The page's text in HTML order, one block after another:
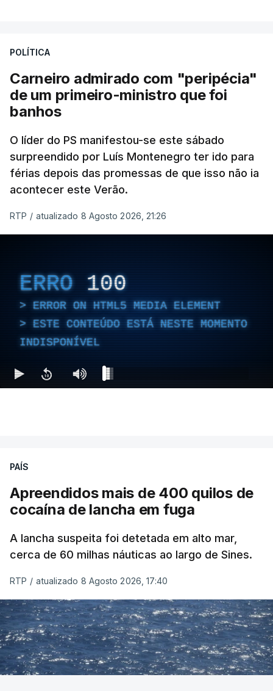
POLÍTICA
Carneiro admirado com "peripécia"
de um primeiro-ministro que foi
banhos
O líder do PS manifestou-se este sábado
surpreendido por Luís Montenegro ter ido para
férias depois das promessas de que isso não ia
acontecer este Verão.
RTP / atualizado 8 Agosto 2026, 21:26
ERRO 100
ERROR ON HTML5 MEDIA ELEMENT
ESTE CONTEÚDO ESTÁ NESTE MOMENTO
INDISPONÍVEL
PAÍS
Apreendidos mais de 400 quilos de
cocaína de lancha em fuga
A lancha suspeita foi detetada em alto mar,
cerca de 60 milhas náuticas ao largo de Sines.
RTP / atualizado 8 Agosto 2026, 17:40